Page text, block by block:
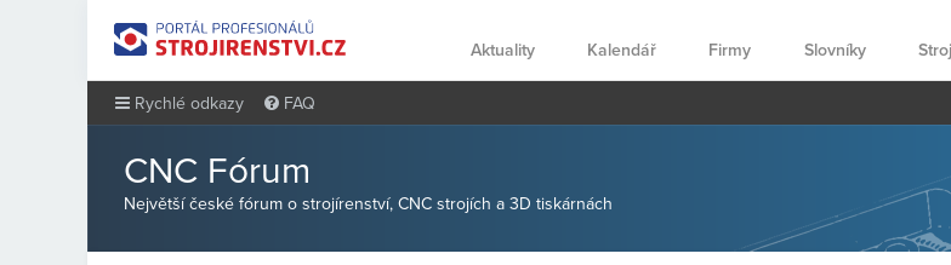
Aktuality Kalendář Firmy Slovníky
Rychlé odkazy FAQ
CNC Fórum
Největší české fórum o strojírenství, CNC strojích a 3D tiskárnách